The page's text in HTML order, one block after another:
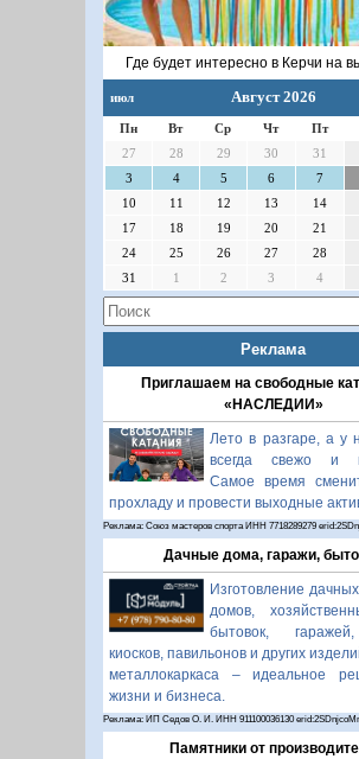
Где будет интересно в Керчи на
июл Август 2026
Пн Вт Ср Чт Пт
27
28 29 30 31
3
4 5 6 7
10
11 12 13 14
17
18 19 20 21
24
25 26 27 28
31
1 2 3 4
Реклама
Приглашаем на свободные
«НАСЛЕДИИ»
Лето в разгаре, а у
всегда свежо и
Самое время
прохладу и провести выходные
Реклама: Союз мастеров спорта ИНН 7718289279
Дачные дома, гаражи,
Изготовление
домов,
бытовок,
киосков, павильонов и других
металлокаркаса – идеальное
жизни и бизнеса.
Реклама: ИП Седов О. И. ИНН 911100036130
Памятники от